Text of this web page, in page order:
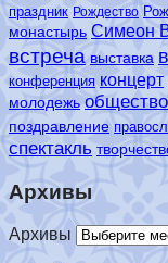
праздник Рождество
монастырь Симеон
встреча выставка
конференция концерт
молодежь
поздравление
спектакль
Архивы
Архивы